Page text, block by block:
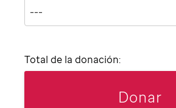
Total de la donación:
Donar